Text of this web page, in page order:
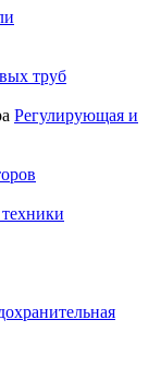
труб
Регулирующая и